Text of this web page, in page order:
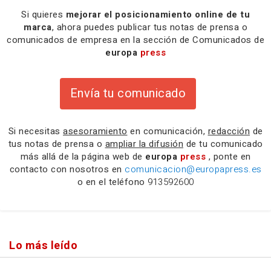
Si quieres mejorar el posicionamiento online de tu
marca, ahora puedes publicar tus notas de prensa o
comunicados de empresa en la sección de Comunicados de
europa press
Envía tu comunicado
Si necesitas asesoramiento en comunicación, redacción de
tus notas de prensa o ampliar la difusión de tu comunicado
más allá de la página web de europa press , ponte en
contacto con nosotros en comunicacion@europapress.es
o en el teléfono 913592600
Lo más leído